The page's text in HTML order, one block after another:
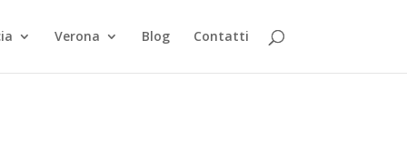
Verona Blog Contatti